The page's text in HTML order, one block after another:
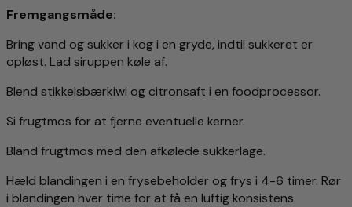
Fremgangsmåde:
Bring vand og sukker i kog i en gryde, indtil sukkeret er
opløst. Lad siruppen køle af.
Blend stikkelsbærkiwi og citronsaft i en foodprocessor.
Si frugtmos for at fjerne eventuelle kerner.
Bland frugtmos med den afkølede sukkerlage.
Hæld blandingen i en frysebeholder og frys i 4-6 timer. Rør
i blandingen hver time for at få en luftig konsistens.